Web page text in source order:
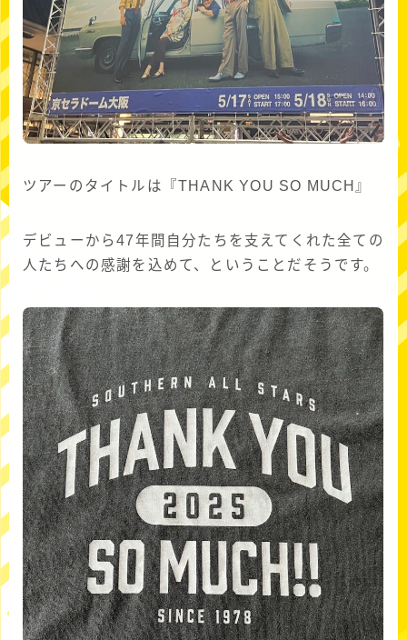
ツアーのタイトルは『THANK YOU SO MUCH』
デビューから47年間自分たちを支えてくれた全ての
人たちへの感謝を込めて、ということだそうです。